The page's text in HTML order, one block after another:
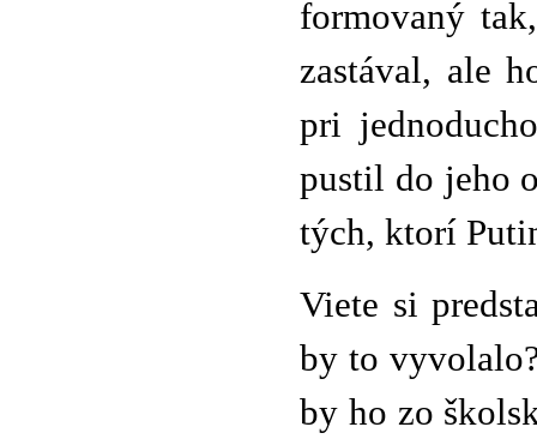
formovaný
zastával, ale
pri
pustil do jeho
tých, ktorí
Viete si
by to
by ho zo